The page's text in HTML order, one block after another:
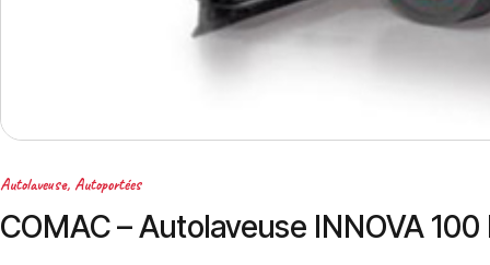
Autolaveuse, Autoportées
COMAC – Autolaveuse INNOVA 100